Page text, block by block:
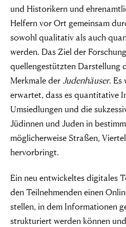
und Historikern und
Helfern vor Ort gemeinsam
sowohl qualitativ als auch
werden. Das Ziel der
quellengestützten Darstellung
Merkmale der Judenhäuser. Es
erwartet, dass es quantitative
Umsiedlungen und die
Jüdinnen und Juden in
möglicherweise Straßen,
hervorbringt.
Ein neu entwickeltes digitales
den Teilnehmenden einen
stellen, in dem Informationen
strukturiert werden können